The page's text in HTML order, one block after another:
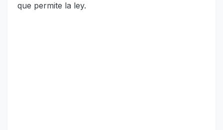
que permite la ley.